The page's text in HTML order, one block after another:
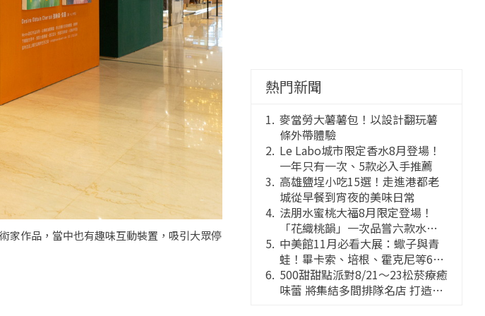
家作品，當中也有趣味互動裝置，吸引大眾停
熱門新聞
麥當勞大薯薯包！以設計翻玩薯
條外帶體驗
Le Labo城市限定香水8月登場！
一年只有一次、5款必入手推薦
高雄鹽埕小吃15選！走進港都老
城從早餐到宵夜的美味日常
法朋水蜜桃大福8月限定登場！
「花織桃韻」一次品嘗六款水蜜
桃花果大福
中美館11月必看大展：蠍子與青
蛙！畢卡索、培根、霍克尼等66
件國巨典藏亮相
500甜甜點派對8/21～23松菸療癒
味蕾 將集結多間排隊名店 打造靈